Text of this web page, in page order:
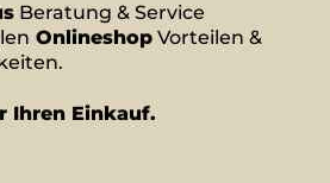
Beratung & Service
Onlineshop Vorteilen &
Ihren Einkauf.